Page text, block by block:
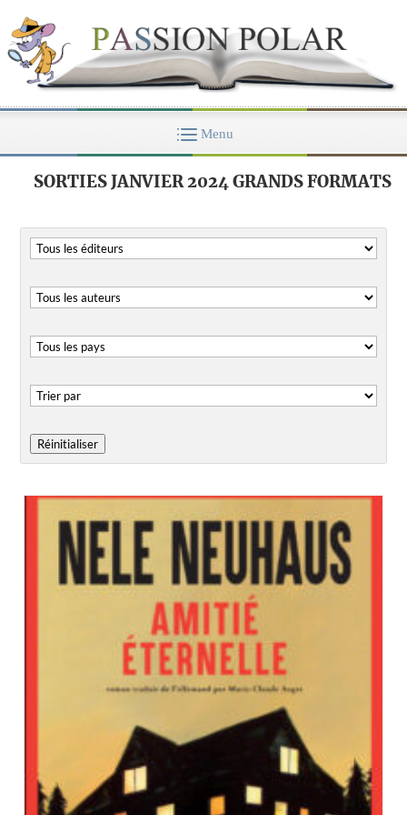
SORTIES JANVIER 2024 GRANDS FORMATS
Réinitialiser